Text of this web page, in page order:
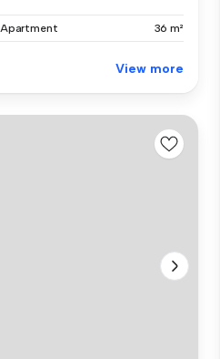
Apartment 36 m²
View more